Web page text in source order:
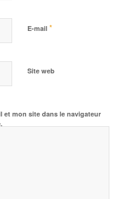
E-mail *
Site web
et mon site dans le navigateur